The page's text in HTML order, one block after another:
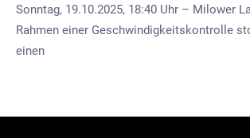
Sonntag, 19.10.2025, 18:40 Uhr – Milower
Rahmen einer Geschwindigkeitskontrolle
einen